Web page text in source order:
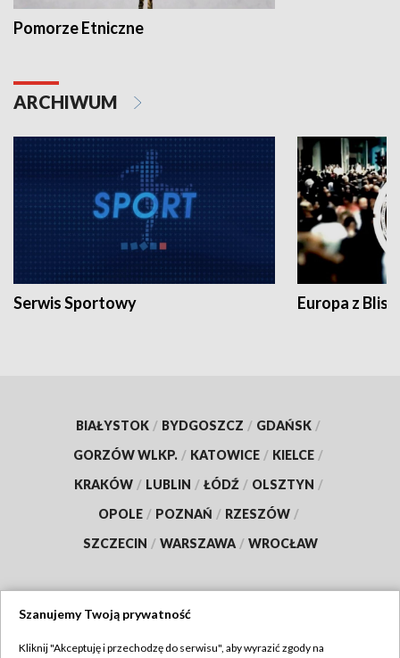
Pomorze Etniczne
ARCHIWUM
Serwis Sportowy Europa z
BIAŁYSTOK / BYDGOSZCZ / GDAŃSK /
GORZÓW WLKP. / KATOWICE / KIELCE /
KRAKÓW / LUBLIN / ŁÓDŹ / OLSZTYN /
OPOLE / POZNAŃ / RZESZÓW /
SZCZECIN / WARSZAWA / WROCŁAW
Szanujemy Twoją prywatność
Kliknij "Akceptuję i przechodzę do serwisu", aby wyrazić zgody na